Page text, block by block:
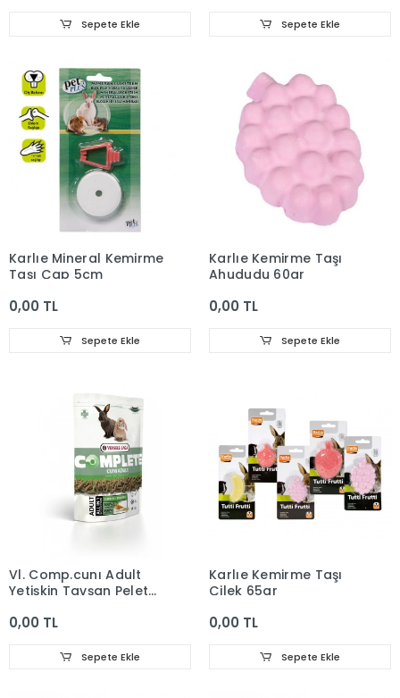
Sepete Ekle Sepete Ekle
Karlıe Mineral Kemirme
Taşı Çap 5cm
0,00 TL
Sepete Ekle
Karlıe Kemirme Taşı
Ahududu 60gr
0,00 TL
Sepete Ekle
Vl. Comp.cunı Adult
Yetişkin Tavşan Pelet
0,00 TL
Sepete Ekle
Karlıe Kemirme Taşı
Çilek 65gr
0,00 TL
Sepete Ekle